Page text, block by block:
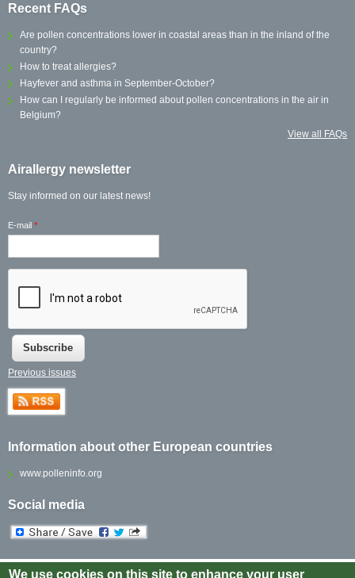
Recent FAQs
Are pollen concentrations lower in coastal areas than in the inland of the
country?
How to treat allergies?
Hayfever and asthma in September-October?
How can I regularly be informed about pollen concentrations in the air in
Belgium?
View all FAQs
Airallergy newsletter
Stay informed on our latest news!
E-mail *
Previous issues
Information about other European countries
www.polleninfo.org
Social media
We use cookies on this site to enhance your user